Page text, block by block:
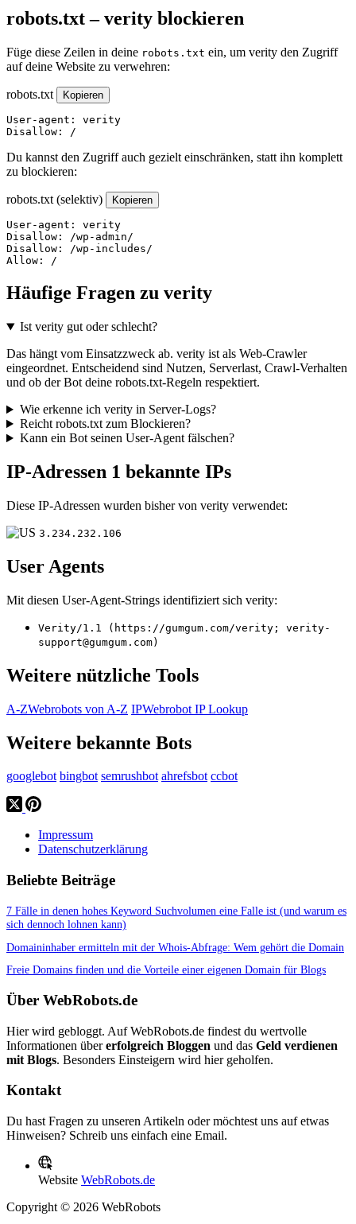
robots.txt – verity blockieren
Füge diese Zeilen in deine robots.txt ein, um verity den Zugriff
auf deine Website zu verwehren:
robots.txt Kopieren
User-agent: verity
Disallow: /
Du kannst den Zugriff auch gezielt einschränken, statt ihn komplett
zu blockieren:
robots.txt (selektiv) Kopieren
User-agent: verity
Disallow: /wp-admin/
Disallow: /wp-includes/
Allow: /
Häufige Fragen zu verity
Ist verity gut oder schlecht?
Das hängt vom Einsatzzweck ab. verity ist als Web-Crawler
eingeordnet. Entscheidend sind Nutzen, Serverlast, Crawl-Verhalten
und ob der Bot deine robots.txt-Regeln respektiert.
Wie erkenne ich verity in Server-Logs?
Reicht robots.txt zum Blockieren?
Kann ein Bot seinen User-Agent fälschen?
IP-Adressen 1 bekannte IPs
Diese IP-Adressen wurden bisher von verity verwendet:
3.234.232.106
User Agents
Mit diesen User-Agent-Strings identifiziert sich verity:
Verity/1.1 (https://gumgum.com/verity; verity-
support@gumgum.com)
Weitere nützliche Tools
A-ZWebrobots von A-Z IPWebrobot IP Lookup
Weitere bekannte Bots
googlebot bingbot semrushbot ahrefsbot ccbot
Impressum
Datenschutzerklärung
Beliebte Beiträge
7 Fälle in denen hohes Keyword Suchvolumen eine Falle ist (und warum es
sich dennoch lohnen kann)
Domaininhaber ermitteln mit der Whois-Abfrage: Wem gehört die Domain
Freie Domains finden und die Vorteile einer eigenen Domain für Blogs
Über WebRobots.de
Hier wird gebloggt. Auf WebRobots.de findest du wertvolle
Informationen übererfolgreich Bloggen und das Geld verdienen
mit Blogs. Besonders Einsteigern wird hier geholfen.
Kontakt
Du hast Fragen zu unseren Artikeln oder möchtest uns auf etwas
Hinweisen? Schreib uns einfach eine Email.
Website WebRobots.de
Copyright © 2026 WebRobots